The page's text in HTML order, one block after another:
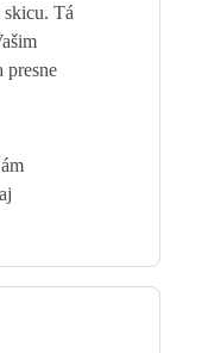
skicu. Tá
presne